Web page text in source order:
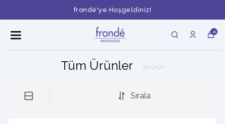
frondé'ye Hoşgeldiniz!
0
Tüm Ürünler 29 ürün
Sırala